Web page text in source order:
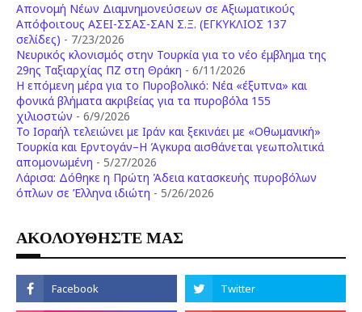
Απονομή Νέων Διαμνημονεύσεων σε Αξιωματικούς
Απόφοιτους ΑΣΕΙ-ΣΣΑΣ-ΣΑΝ Σ.Ξ. (ΕΓΚΥΚΛΙΟΣ 137
σελίδες) - 7/23/2026
Νευρικός κλονισμός στην Τουρκία για το νέο έμβλημα της
29ης Ταξιαρχίας ΠΖ στη Θράκη - 6/11/2026
Η επόμενη μέρα για το Πυροβολικό: Νέα «έξυπνα» και
φονικά βλήματα ακριβείας για τα πυροβόλα 155
χιλιοστών - 6/9/2026
Το Ισραήλ τελειώνει με Ιράν και ξεκινάει με «Οθωμανική»
Τουρκία και Ερντογάν–Η Άγκυρα αισθάνεται γεωπολιτικά
απομονωμένη - 5/27/2026
Λάρισα: Δόθηκε η Πρώτη Άδεια κατασκευής πυροβόλων
όπλων σε Έλληνα ιδιώτη - 5/26/2026
ΑΚΟΛΟΥΘΗΣΤΕ ΜΑΣ